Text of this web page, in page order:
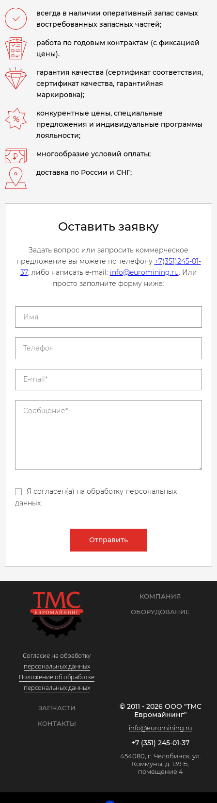
всегда в наличии оперативный запас самых
востребованных запасных частей;
работа по годовым контрактам (с фиксацией
цены).
гарантия качества (сертификат соответствия,
сертификат качества, гарантийная
маркировка);
конкурентные цены, специальные
предложения и индивидуальные программы
лояльности;
многообразие условий оплаты;
доставка по России и СНГ;
Оставить заявку
Задать вопрос или запросить коммерческое
предложение вы можете по телефону +7(351)245-01-
37, либо написать e-mail: info@euromining.ru. Или
просто заполните форму ниже:
Я согласен(а) на обработку персональных
данных.
Отправить
Согласие на обработку
персональных данных
Положение об обработке
персональных данных
КОМПАНИЯ
ОБОРУДОВАНИЕ
ЗАПЧАСТИ
КОНТАКТЫ
© 2011 - 2026 ООО "ТМС
Евромайнинг"
info@euromining.ru
+7 (351) 245-01-37
454080, г. Челябинск, ул.
Коммуны, д. 139 Б,
помещение 4